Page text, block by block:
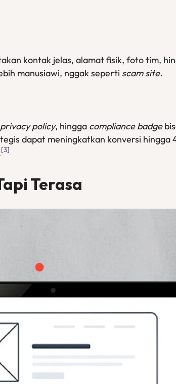
kontak jelas, alamat fisik, foto tim,
manusiawi, nggak seperti scam site.
privacy policy, hingga compliance badge
dapat meningkatkan konversi hingga
[3]
Terasa